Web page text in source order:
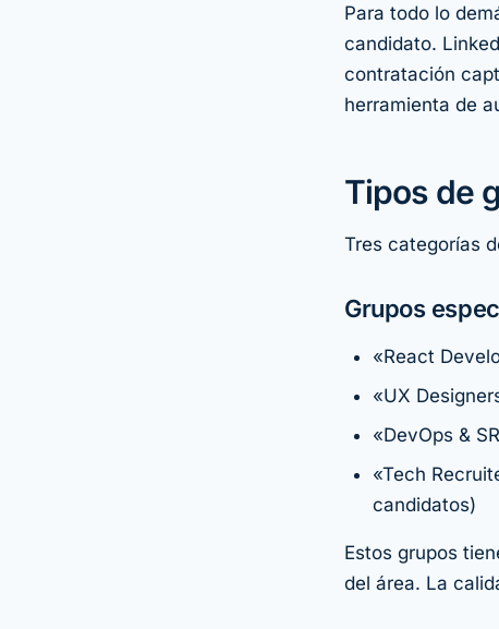
Para todo lo
candidato.
contratación
herramienta de
Tipos de
Tres categorías
Grupos
«React
«UX
«DevOps &
«Tech
candidatos)
Estos grupos
del área. La